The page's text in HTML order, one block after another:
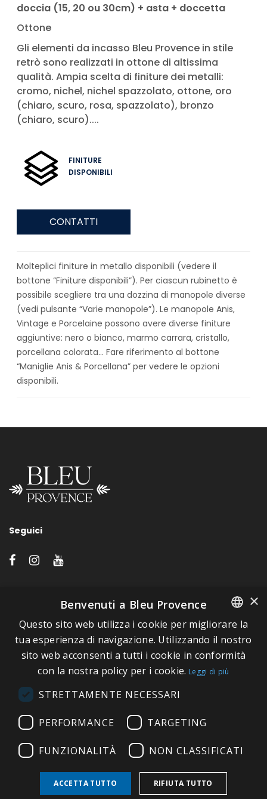
doccia (15, 20 ou 30cm) + asta + doccetta
Ottone
Gli elementi da incasso Bleu Provence in stile
retrò sono realizzati in ottone di altissima
qualità. Ampia scelta di finiture dei metalli:
cromo, nichel, nichel spazzolato, ottone, oro
(chiaro, scuro, rosa, spazzolato), bronzo
(chiaro, scuro)....
FINITURE
DISPONIBILI
CONTATTI
Molteplici finiture in metallo disponibili (vedere il
bottone “Finiture disponibili”). Per ciascun rubinetto è
possibile scegliere tra una dozzina di manopole diverse
(vedi pulsante “Varie manopole”). Le manopole Anis,
Vintage e Porcelaine possono avere diverse finiture
aggiuntive: nero o bianco, marmo carrara, cristallo,
porcellana colorata… Fare riferimento al bottone
“Maniglie Anis & Porcellana” per vedere le opzioni
disponibili.
Seguici
A proposito di Bleu Provence
Informazioni legali
Condizioni di vendita
Contatti
FRENCH
ITALIAN
GERMAN
×
Benvenuti a Bleu Provence
Questo sito web utilizza i cookie per migliorare la
tua esperienza di navigazione. Utilizzando il nostro
sito web acconsenti a tutti i cookie in conformità
con la nostra policy per i cookie. Leggi di più
STRETTAMENTE NECESSARI
PERFORMANCE TARGETING
FUNZIONALITÀ NON CLASSIFICATI
ACCETTA TUTTO RIFIUTA TUTTO